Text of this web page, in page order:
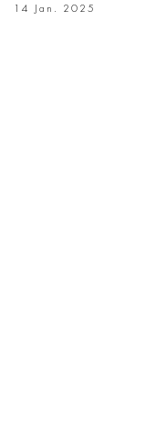
14 Jan. 2025